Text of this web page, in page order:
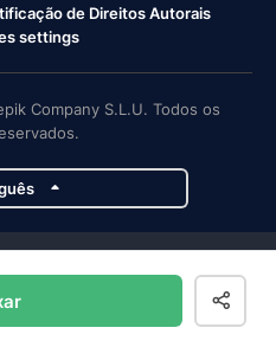
de Direitos Autorais
settings
Company S.L.U. Todos os